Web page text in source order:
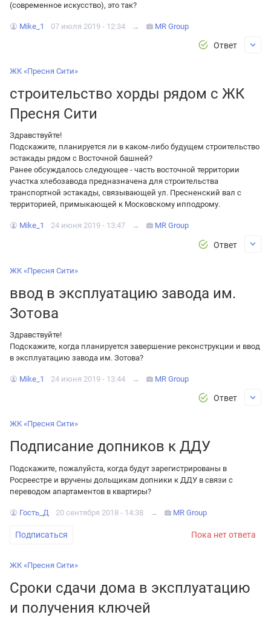
(современное искусство), это так?
Mike_1 07 июля 2019 - 12:34 → MR Group
Ответ
ЖК «Пресня Сити»
строительство хорды рядом с ЖК
Пресня Сити
Здравствуйте!
Подскажите, планируется ли в каком-либо будущем строительство
эстакады рядом с Восточной башней?
Ранее обсуждалось следующее - часть восточной территории
участка хлебозавода предназначена для строительства
транспортной эстакады, связывающей ул. Пресненский вал с
территорией, примыкающей к Московскому ипподрому.
Mike_1 24 июня 2019 - 13:47 → MR Group
Ответ
ЖК «Пресня Сити»
ввод в эксплуатацию завода им.
Зотова
Здравствуйте!
Подскажите, когда планируется завершение реконструкции и ввод
в эксплуатацию завода им. Зотова?
Mike_1 24 июня 2019 - 13:44 → MR Group
Ответ
ЖК «Пресня Сити»
Подписание допников к ДДУ
Подскажите, пожалуйста, когда будут зарегистрированы в
Росреестре и вручены дольщикам допники к ДДУ в связи с
переводом апартаментов в квартиры?
Гость_Д 20 сентября 2018 - 14:38 → MR Group
Подписаться Пока нет ответа
ЖК «Пресня Сити»
Сроки сдачи дома в эксплуатацию
и получения ключей